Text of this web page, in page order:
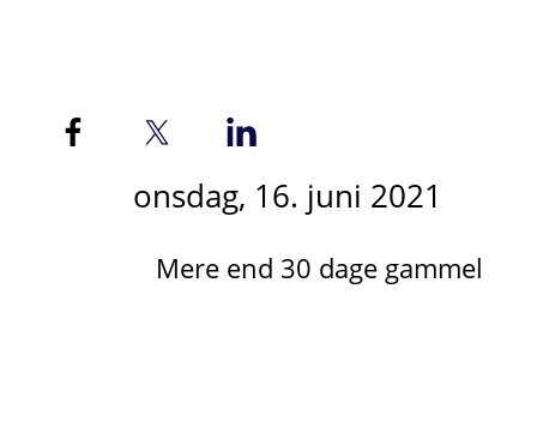
onsdag, 16. juni 2021
Mere end 30 dage gammel